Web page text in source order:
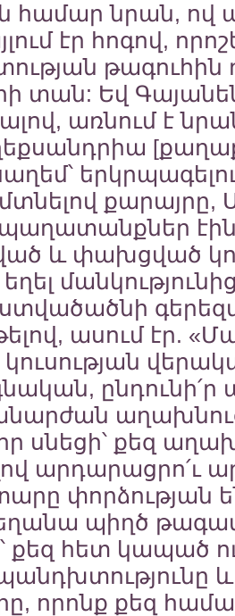
համար նրան, ով
էր հոգով,
թագուհին
տան: Եվ
առնում է
քարայրը,
էին
և փախցված
ասում էր.
սնեցի՝ քեզ
արդարացրո՛ւ
փորձության
պիղծ
քեզ հետ կապած
պանդխտությունը
որոնք քեզ